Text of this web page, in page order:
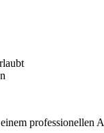
professionellen